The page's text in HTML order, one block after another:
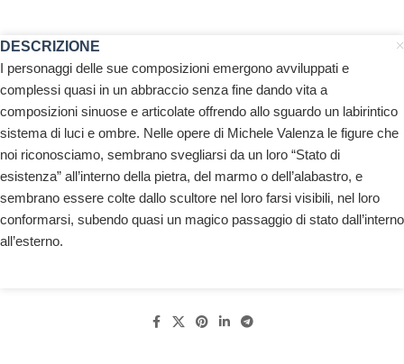
DESCRIZIONE
I personaggi delle sue composizioni emergono avviluppati e
complessi quasi in un abbraccio senza fine dando vita a
composizioni sinuose e articolate offrendo allo sguardo un labirintico
sistema di luci e ombre. Nelle opere di Michele Valenza le figure che
noi riconosciamo, sembrano svegliarsi da un loro “Stato di
esistenza” all’interno della pietra, del marmo o dell’alabastro, e
sembrano essere colte dallo scultore nel loro farsi visibili, nel loro
conformarsi, subendo quasi un magico passaggio di stato dall’interno
all’esterno.